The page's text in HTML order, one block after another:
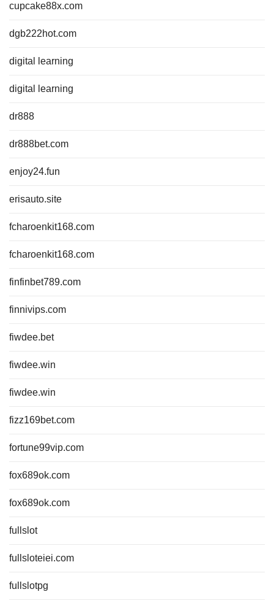
cupcake88x.com
dgb222hot.com
digital learning
digital learning
dr888
dr888bet.com
enjoy24.fun
erisauto.site
fcharoenkit168.com
fcharoenkit168.com
finfinbet789.com
finnivips.com
fiwdee.bet
fiwdee.win
fiwdee.win
fizz169bet.com
fortune99vip.com
fox689ok.com
fox689ok.com
fullslot
fullsloteiei.com
fullslotpg